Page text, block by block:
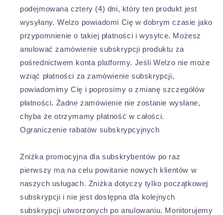
podejmowana cztery (4) dni, który ten produkt jest
wysyłany. Welzo powiadomi Cię w dobrym czasie jako
przypomnienie o takiej płatności i wysyłce. Możesz
anulować zamówienie subskrypcji produktu za
pośrednictwem konta platformy. Jeśli Welzo nie może
wziąć płatności za zamówienie subskrypcji,
powiadomimy Cię i poprosimy o zmianę szczegółów
płatności. Żadne zamówienie nie zostanie wysłane,
chyba że otrzymamy płatność w całości.
Ograniczenie rabatów subskrypcyjnych
Zniżka promocyjna dla subskrybentów po raz
pierwszy ma na celu powitanie nowych klientów w
naszych usługach. Zniżka dotyczy tylko początkowej
subskrypcji i nie jest dostępna dla kolejnych
subskrypcji utworzonych po anulowaniu. Monitorujemy